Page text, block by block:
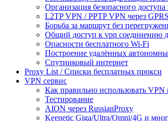
Организация безопасного
L2TP VPN / PPTP VPN через
Борьба за маршрут без
Общий доступ к vpn соединению
Опасности бесплатного Wi-Fi
Построение удалённых
Спутниковый интернет
Proxy List / Списки бесплатных прокси
VPN сервис
Как правильно использовать VPN
Тестирование
AION через RussianProxy
Keenetic Giga/Ultra/Omni/4G и